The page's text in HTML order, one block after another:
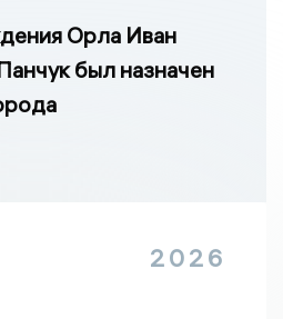
Орла Иван
был назначен
2026